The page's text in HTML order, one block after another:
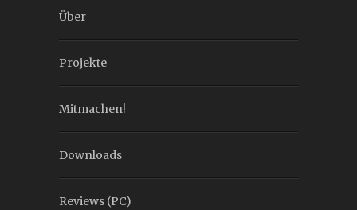
Über
Projekte
Mitmachen!
Downloads
Reviews (PC)